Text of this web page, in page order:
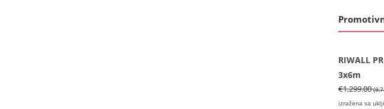
RIWALL
3x6m
€1,299.00
izražena sa